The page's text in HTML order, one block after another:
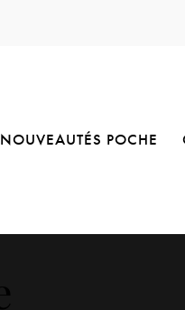
NOUVEAUTÉS POCHE